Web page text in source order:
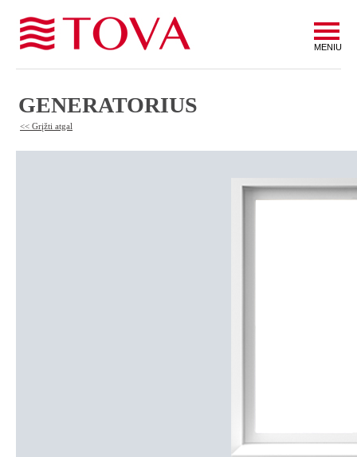
MENIU
GENERATORIUS
<< Grįžti atgal